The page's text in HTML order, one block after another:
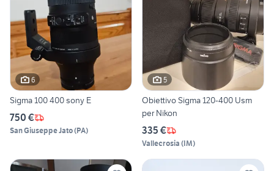
6
Sigma 100 400 sony E
750 €
San Giuseppe Jato(PA)
5
Obiettivo Sigma 120-400 Usm
per Nikon
335 €
Vallecrosia (IM)